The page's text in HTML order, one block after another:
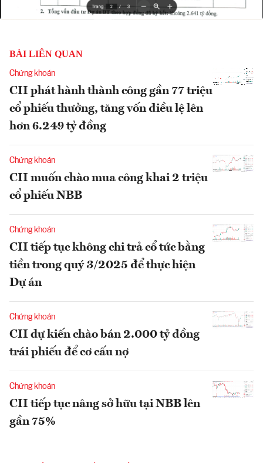
BÀI LIÊN QUAN
Chứng khoán
CII phát hành thành công gần 77 triệu
cổ phiếu thưởng, tăng vốn điều lệ lên
hơn 6.249 tỷ đồng
Chứng khoán
CII muốn chào mua công khai 2 triệu
cổ phiếu NBB
Chứng khoán
CII tiếp tục không chi trả cổ tức bằng
tiền trong quý 3/2025 để thực hiện
Dự án
Chứng khoán
CII dự kiến chào bán 2.000 tỷ đồng
trái phiếu để cơ cấu nợ
Chứng khoán
CII tiếp tục nâng sở hữu tại NBB lên
gần 75%